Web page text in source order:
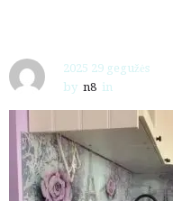
2025 29 gegužės
by n8 in